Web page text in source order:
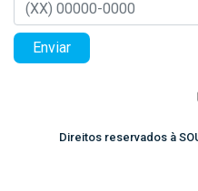
Enviar
Direitos reservados à